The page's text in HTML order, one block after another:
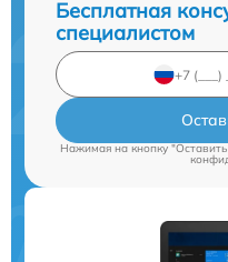
Бесплатная
специалистом
Нажимая на кнопку